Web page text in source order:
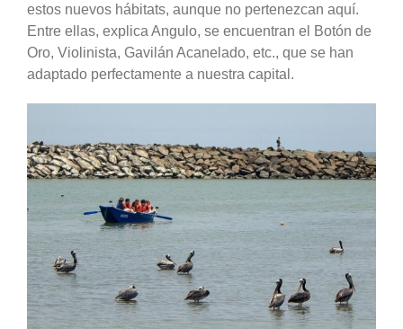
estos nuevos hábitats, aunque no pertenezcan aquí.
Entre ellas, explica Angulo, se encuentran el Botón de
Oro, Violinista, Gavilán Acanelado, etc., que se han
adaptado perfectamente a nuestra capital.